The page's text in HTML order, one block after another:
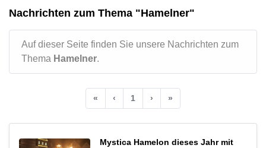
Nachrichten zum Thema "Hamelner"
Auf dieser Seite finden Sie unsere Nachrichten zum
Thema Hamelner.
« ‹ 1 › »
Mystica Hamelon dieses Jahr mit